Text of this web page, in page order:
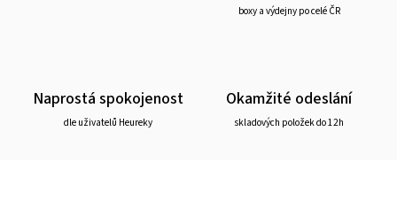
boxy a výdejny po celé ČR
Naprostá spokojenost
dle uživatelů Heureky
Okamžité odeslání
skladových položek do 12h